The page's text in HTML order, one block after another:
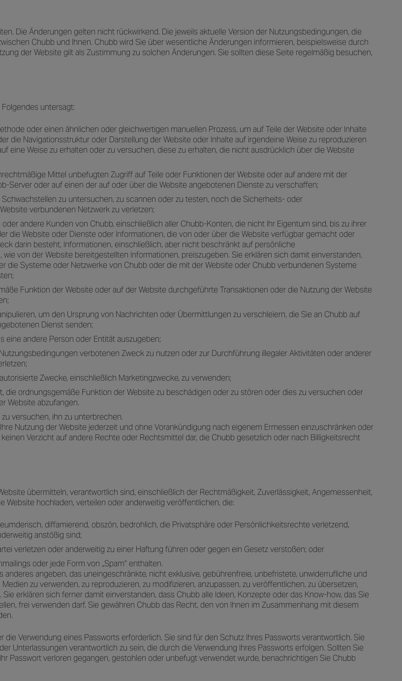
Die Änderungen gelten nicht rückwirkend. Die jeweils aktuelle Version der Nutzungsbedingungen, die
Chubb und Ihnen. Chubb wird Sie über wesentliche Änderungen informieren, beispielsweise durch
der Website gilt als Zustimmung zu solchen Änderungen. Sie sollten diese Seite regelmäßig besuchen,
untersagt:
oder einen ähnlichen oder gleichwertigen manuellen Prozess, um auf Teile der Website oder Inhalte
die Navigationsstruktur oder Darstellung der Website oder Inhalte auf irgendeine Weise zu reproduzieren
eine Weise zu erhalten oder zu versuchen, diese zu erhalten, die nicht ausdrücklich über die Website
Mittel unbefugten Zugriff auf Teile oder Funktionen der Website oder auf andere mit der
Server oder auf einen der auf oder über die Website angebotenen Dienste zu verschaffen;
zu untersuchen, zu scannen oder zu testen, noch die Sicherheits- oder
verbundenen Netzwerk zu verletzen;
andere Kunden von Chubb, einschließlich aller Chubb-Konten, die nicht Ihr Eigentum sind, bis zu ihrer
die Website oder Dienste oder Informationen, die von oder über die Website verfügbar gemacht oder
darin besteht, Informationen, einschließlich, aber nicht beschränkt auf persönliche
von der Website bereitgestellten Informationen, preiszugeben. Sie erklären sich damit einverstanden,
die Systeme oder Netzwerke von Chubb oder die mit der Website oder Chubb verbundenen Systeme
Funktion der Website oder auf der Website durchgeführte Transaktionen oder die Nutzung der Website
um den Ursprung von Nachrichten oder Übermittlungen zu verschleiern, die Sie an Chubb auf
Dienst senden;
eine andere Person oder Entität auszugeben;
verbotenen Zweck zu nutzen oder zur Durchführung illegaler Aktivitäten oder anderer
Zwecke, einschließlich Marketingzwecke, zu verwenden;
die ordnungsgemäße Funktion der Website zu beschädigen oder zu stören oder dies zu versuchen oder
Website abzufangen.
versuchen, ihn zu unterbrechen.
Nutzung der Website jederzeit und ohne Vorankündigung nach eigenem Ermessen einzuschränken oder
Verzicht auf andere Rechte oder Rechtsmittel dar, die Chubb gesetzlich oder nach Billigkeitsrecht
übermitteln, verantwortlich sind, einschließlich der Rechtmäßigkeit, Zuverlässigkeit, Angemessenheit,
Website hochladen, verteilen oder anderweitig veröffentlichen, die:
diffamierend, obszön, bedrohlich, die Privatsphäre oder Persönlichkeitsrechte verletzend,
anstößig sind;
verletzen oder anderweitig zu einer Haftung führen oder gegen ein Gesetz verstoßen; oder
oder jede Form von „Spam“ enthalten.
angeben, das uneingeschränkte, nicht exklusive, gebührenfreie, unbefristete, unwiderrufliche und
zu verwenden, zu reproduzieren, zu modifizieren, anzupassen, zu veröffentlichen, zu übersetzen,
erklären sich ferner damit einverstanden, dass Chubb alle Ideen, Konzepte oder das Know-how, das Sie
frei verwenden darf. Sie gewähren Chubb das Recht, den von Ihnen im Zusammenhang mit diesem
Verwendung eines Passworts erforderlich. Sie sind für den Schutz Ihres Passworts verantwortlich. Sie
Unterlassungen verantwortlich zu sein, die durch die Verwendung Ihres Passworts erfolgen. Sollten Sie
Passwort verloren gegangen, gestohlen oder unbefugt verwendet wurde, benachrichtigen Sie Chubb